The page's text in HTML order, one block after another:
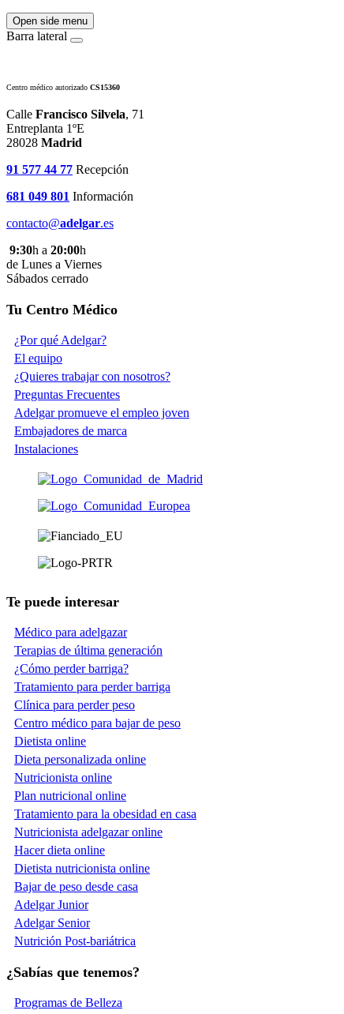
Open side menu
Barra lateral
Centro médico autorizado CS15360
Calle Francisco Silvela, 71
Entreplanta 1ºE
28028 Madrid
91 577 44 77 Recepción
681 049 801 Información
contacto@adelgar.es
9:30h a 20:00h
de Lunes a Viernes
Sábados cerrado
Tu Centro Médico
¿Por qué Adelgar?
El equipo
¿Quieres trabajar con nosotros?
Preguntas Frecuentes
Adelgar promueve el empleo joven
Embajadores de marca
Instalaciones
Te puede interesar
Médico para adelgazar
Terapias de última generación
¿Cómo perder barriga?
Tratamiento para perder barriga
Clínica para perder peso
Centro médico para bajar de peso
Dietista online
Dieta personalizada online
Nutricionista online
Plan nutricional online
Tratamiento para la obesidad en casa
Nutricionista adelgazar online
Hacer dieta online
Dietista nutricionista online
Bajar de peso desde casa
Adelgar Junior
Adelgar Senior
Nutrición Post-bariátrica
¿Sabías que tenemos?
Programas de Belleza